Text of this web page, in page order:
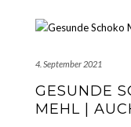
4. September 2021
GESUNDE
MEHL |